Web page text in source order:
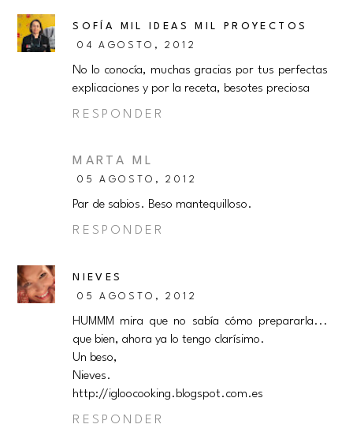
SOFÍA MIL IDEAS MIL PROYECTOS
04 AGOSTO, 2012
No lo conocía, muchas gracias por tus perfectas
explicaciones y por la receta, besotes preciosa
RESPONDER
MARTA ML
05 AGOSTO, 2012
Par de sabios. Beso mantequilloso.
RESPONDER
NIEVES
05 AGOSTO, 2012
HUMMM mira que no sabía cómo prepararla...
que bien, ahora ya lo tengo clarísimo.
Un beso,
Nieves.
http://igloocooking.blogspot.com.es
RESPONDER